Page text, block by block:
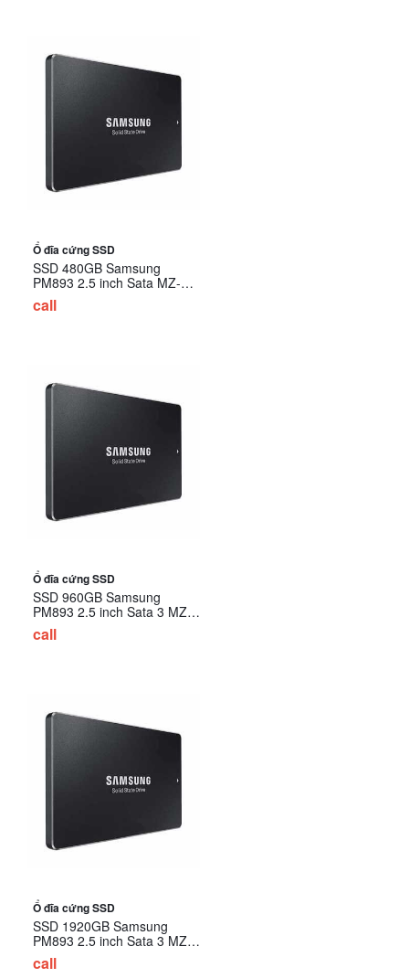
Ổ đĩa cứng SSD
SSD 480GB Samsung
PM893 2.5 inch Sata MZ-
7L348000 (SSD Server)
call
Ổ đĩa cứng SSD
SSD 960GB Samsung
PM893 2.5 inch Sata 3 MZ-
7L396000 (SSD Server)
call
Ổ đĩa cứng SSD
SSD 1920GB Samsung
PM893 2.5 inch Sata 3 MZ-
7L31T900 (SSD Server)
call